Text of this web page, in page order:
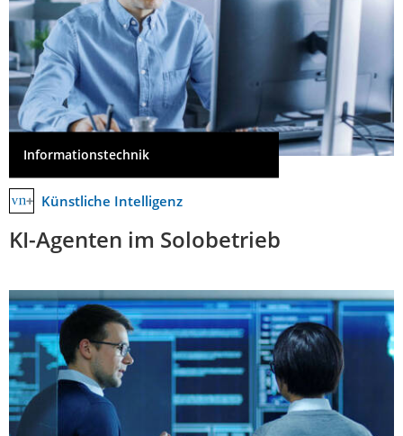
Informationstechnik
Künstliche Intelligenz
KI-Agenten im Solobetrieb